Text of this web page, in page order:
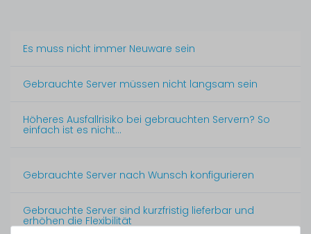
1-2 Tage*
Midi Tower Server (8xLFF/SAS-HBA) Base mit Intel Xeon
E-2336 6-Core 2.90 GHz, 16 GB DDR4 RAM, 1 TB SSD
3Stück sofort lieferbar
1-2 Tage*
Es muss nicht immer Neuware sein
Gebrauchte Server müssen nicht langsam sein
Höheres Ausfallrisiko bei gebrauchten Servern? So
einfach ist es nicht…
Gebrauchte Server nach Wunsch konfigurieren
Gebrauchte Server sind kurzfristig lieferbar und
erhöhen die Flexibilität